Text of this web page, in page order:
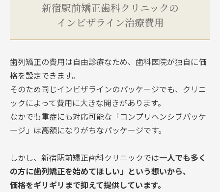
新宿駅前矯正歯科クリニックの
インビザライン治療費用
歯列矯正の費用は自由診療なため、歯科医院が独自に価
格を設定できます。
そのため同じインビザラインのパッケージでも、クリニ
ックによって費用に大きな開きがあります。
なかでも重症にも対応可能な「コンプリヘンシブパッケ
ージ」は高額になりがちなパッケージです。
しかし、新宿駅前矯正歯科クリニックでは一人でも多く
の方に歯列矯正を始めてほしい」という想いから、
価格をギリギリまで抑えて提供しています。